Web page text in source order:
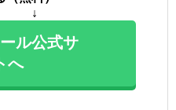
↓
ル公式サ
へ